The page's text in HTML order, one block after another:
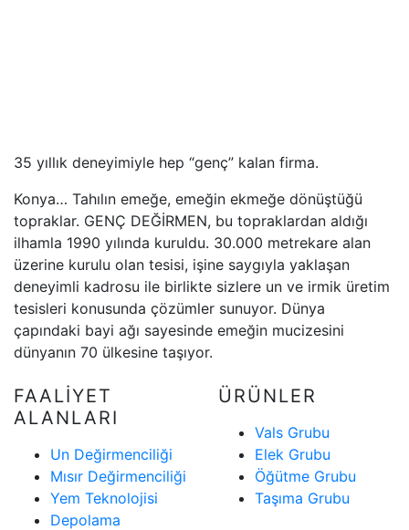
35 yıllık deneyimiyle hep “genç” kalan firma.
Konya… Tahılın emeğe, emeğin ekmeğe dönüştüğü
topraklar. GENÇ DEĞİRMEN, bu topraklardan aldığı
ilhamla 1990 yılında kuruldu. 30.000 metrekare alan
üzerine kurulu olan tesisi, işine saygıyla yaklaşan
deneyimli kadrosu ile birlikte sizlere un ve irmik üretim
tesisleri konusunda çözümler sunuyor. Dünya
çapındaki bayi ağı sayesinde emeğin mucizesini
dünyanın 70 ülkesine taşıyor.
FAALİYET
ALANLARI
Un Değirmenciliği
Mısır Değirmenciliği
Yem Teknolojisi
Depolama
ÜRÜNLER
Vals Grubu
Elek Grubu
Öğütme Grubu
Taşıma Grubu